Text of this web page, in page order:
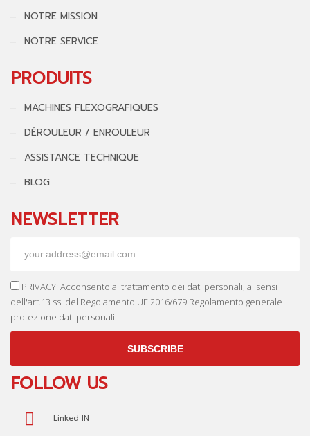
NOTRE MISSION
NOTRE SERVICE
PRODUITS
MACHINES FLEXOGRAFIQUES
DÉROULEUR / ENROULEUR
ASSISTANCE TECHNIQUE
BLOG
NEWSLETTER
SUBSCRIBE
PRIVACY: Acconsento al trattamento dei dati personali, ai sensi
dell'art.13 ss. del Regolamento UE 2016/679 Regolamento generale
protezione dati personali
FOLLOW US
Linked IN